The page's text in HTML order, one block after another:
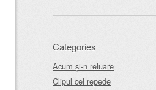
Categories
Acum și-n reluare
Clipul cel repede